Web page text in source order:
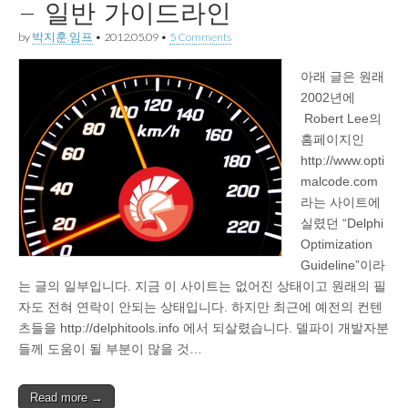
– 일반 가이드라인
by 박지훈.임프 • 2012.05.09 • 5 Comments
아래 글은 원래
2002년에
Robert Lee의
홈페이지인
http://www.opti
malcode.com
라는 사이트에
실렸던 “Delphi
Optimization
Guideline”이라
는 글의 일부입니다. 지금 이 사이트는 없어진 상태이고 원래의 필
자도 전혀 연락이 안되는 상태입니다. 하지만 최근에 예전의 컨텐
츠들을 http://delphitools.info 에서 되살렸습니다. 델파이 개발자분
들께 도움이 될 부분이 많을 것…
Read more →